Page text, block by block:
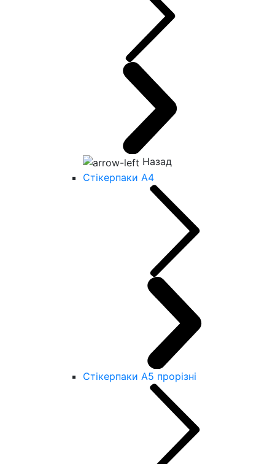
Назад
Стікерпаки А4
Стікерпаки А5 прорізні